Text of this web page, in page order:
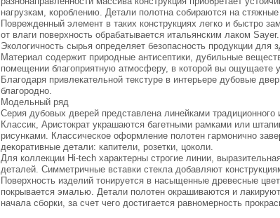
нагрузкам, короблению. Детали полотна собираются на
Поврежденный элемент в таких конструкциях легко и быстро
от влаги поверхность обрабатывается итальянским лаком Sayer.
Экологичность сырья определяет безопасность продукции
Материал содержит природные антисептики, дубильные
помещении благоприятную атмосферу, в которой вы ощущаете
Благодаря привлекательной текстуре в интерьере дубовые
благородно.
Модельный ряд
Серия дубовых дверей представлена линейками
Классик, Аристократ украшаются багетными рамками или
рисунками. Классическое оформление полотен гармонично
декоративные детали: капители, розетки, цоколи.
Для коллекции Hi-tech характерны строгие линии,
деталей. Симметричные вставки стекла добавляют
Поверхность изделий тонируется в насыщенные древесные
покрывается эмалью. Детали полотен окрашиваются и
начала сборки, за счет чего достигается равномерность